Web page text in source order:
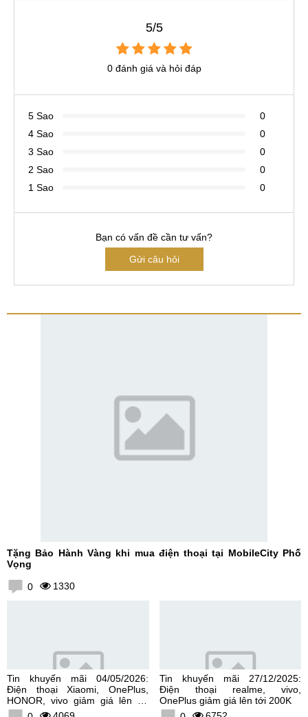
5/5
0 đánh giá và hỏi đáp
5 Sao
0
4 Sao
0
3 Sao
0
2 Sao
0
1 Sao
0
Bạn có vấn đề cần tư vấn?
Gửi câu hỏi
Tặng Bảo Hành Vàng khi mua điện thoại tại MobileCity Phố
Vọng
0 1330
Tin khuyến mãi 04/05/2026:
Điện thoại Xiaomi, OnePlus,
HONOR, vivo giảm giá lên tới
300K
Tin khuyến mãi 27/12/2025:
Điện thoại realme, vivo,
OnePlus giảm giá lên tới 200K